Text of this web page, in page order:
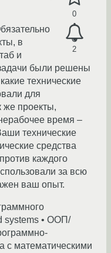
0
2
в
и
были решены
технические
для
же проекты,
время –
технические
средства
каждого
за всю
ваш опыт.
systems • ООП/
с математическими